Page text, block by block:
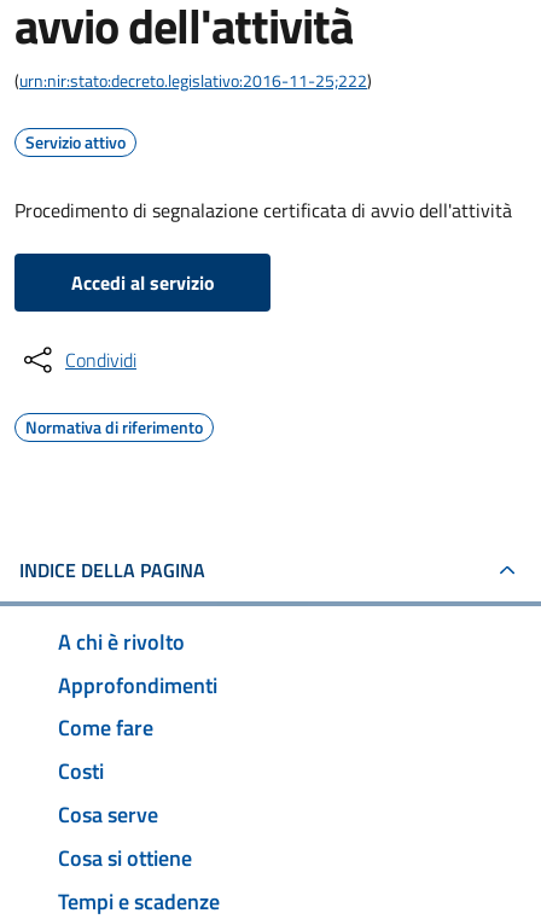
avvio dell'attività
(urn:nir:stato:decreto.legislativo:2016-11-25;222)
Servizio attivo
Procedimento di segnalazione certificata di avvio dell'attività
Accedi al servizio
Condividi
Normativa di riferimento
INDICE DELLA PAGINA
A chi è rivolto
Approfondimenti
Come fare
Costi
Cosa serve
Cosa si ottiene
Tempi e scadenze